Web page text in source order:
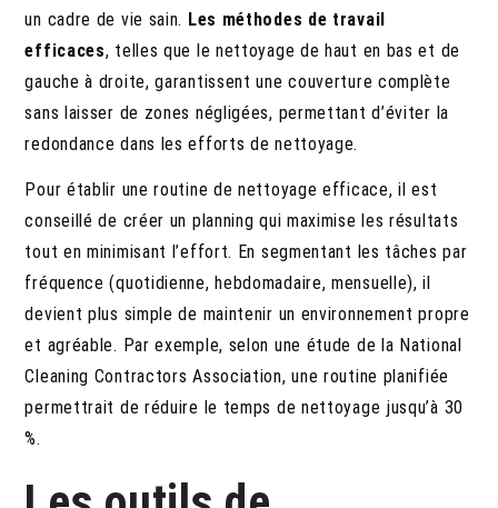
un cadre de vie sain. Les méthodes de travail
efficaces, telles que le nettoyage de haut en bas et de
gauche à droite, garantissent une couverture complète
sans laisser de zones négligées, permettant d’éviter la
redondance dans les efforts de nettoyage.
Pour établir une routine de nettoyage efficace, il est
conseillé de créer un planning qui maximise les résultats
tout en minimisant l’effort. En segmentant les tâches par
fréquence (quotidienne, hebdomadaire, mensuelle), il
devient plus simple de maintenir un environnement propre
et agréable. Par exemple, selon une étude de la National
Cleaning Contractors Association, une routine planifiée
permettrait de réduire le temps de nettoyage jusqu’à 30
%.